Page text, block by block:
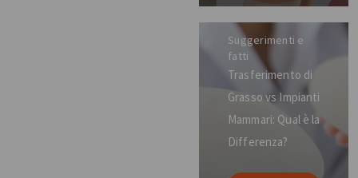
Suggerimenti e
fatti
Trasferimento di
Grasso vs Impianti
Mammari: Qual è la
Differenza?